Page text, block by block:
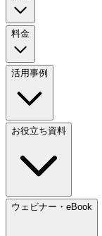
料金
活用事例
お役立ち資料
ウェビナー・eBook